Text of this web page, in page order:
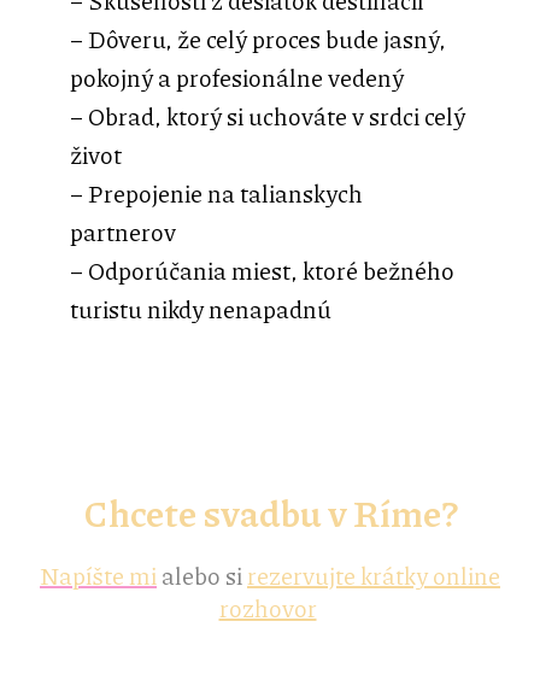
– Dôveru, že celý proces bude jasný,
pokojný a profesionálne vedený
– Obrad, ktorý si uchováte v srdci celý
život
– Prepojenie na talianskych
partnerov
– Odporúčania miest, ktoré bežného
turistu nikdy nenapadnú
Chcete svadbu v Ríme?
Napíšte mialebo sirezervujte krátky online
rozhovor